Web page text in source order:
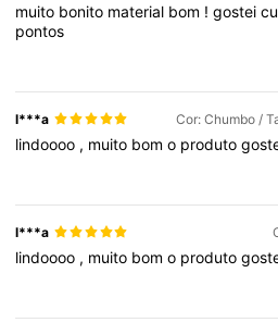
muito bonito material bom !gostei
pontos
l***a Cor: Chumbo /
lindoooo , muito bomo produto
l***a
lindoooo , muito bomo produto